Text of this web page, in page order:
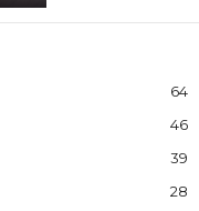
64
46
39
28